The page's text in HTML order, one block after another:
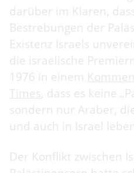
darüber im Klaren,
Bestrebungen der
Existenz Israels
die israelische
1976 in einem
Times, dass es keine
sondern nur Araber,
und auch in Israel
Der Konflikt zwischen